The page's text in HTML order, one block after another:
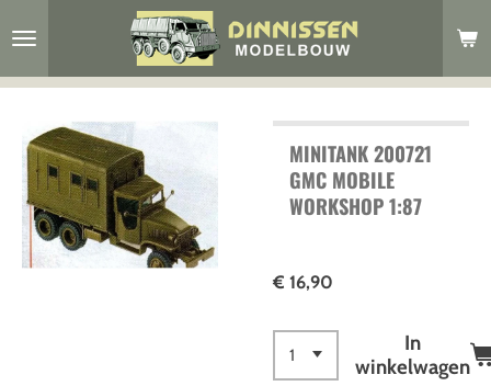
direct
naar
hoofdinhoud
MINITANK 200721
GMC MOBILE
WORKSHOP 1:87
€ 16,90
In
winkelwagen